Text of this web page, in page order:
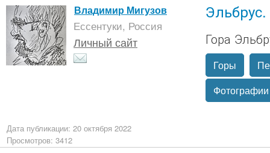
Владимир Мигузов
Ессентуки, Россия
Личный сайт Гора
Горы
Фотографии
Дата публикации: 20 октября 2022
Просмотров: 3412